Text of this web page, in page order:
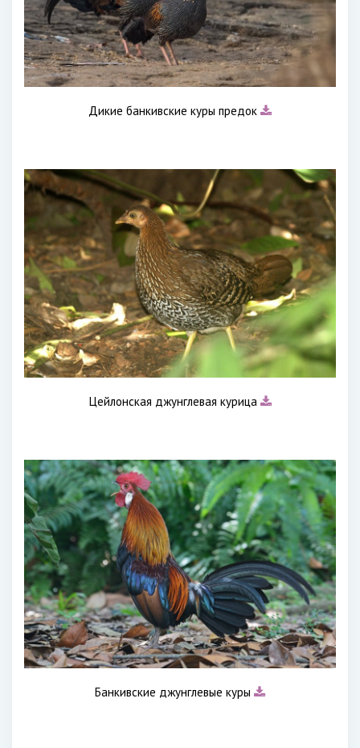
Дикие банкивские куры предок
Цейлонская джунглевая курица
Банкивские джунглевые куры